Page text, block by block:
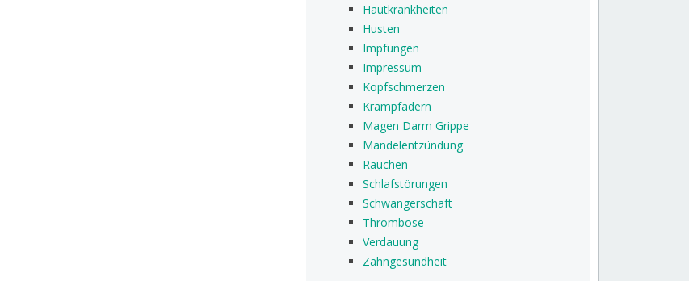
Hautkrankheiten
Husten
Impfungen
Impressum
Kopfschmerzen
Krampfadern
Magen Darm Grippe
Mandelentzündung
Rauchen
Schlafstörungen
Schwangerschaft
Thrombose
Verdauung
Zahngesundheit